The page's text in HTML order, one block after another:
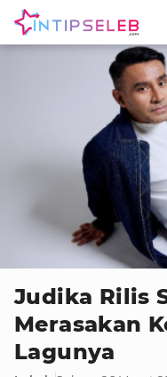
Judika Rilis
Merasakan
Lagunya